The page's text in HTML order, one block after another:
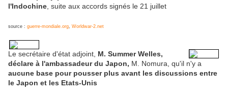
l'Indochine , suite aux accords signés le 21 juillet
source : guerre-mondiale.org, Worldwar-2.net
Le secrétaire d'état adjoint, M. Summer Welles,
déclare à l'ambassadeur du Japon, M. Nomura, qu'il n'y a
aucune base pour pousser plus avant les discussions entre
le Japon et les Etats-Unis